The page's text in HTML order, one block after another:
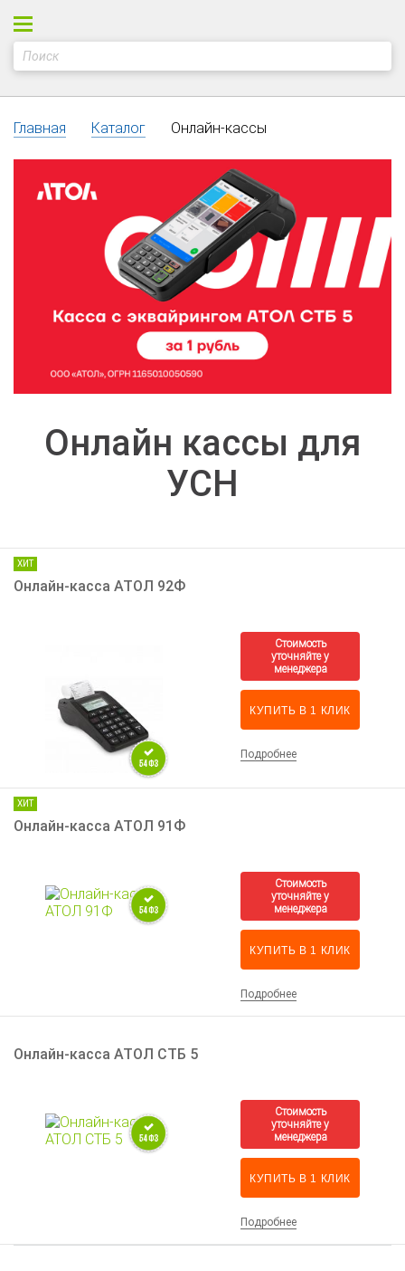
Главная Каталог Онлайн-кассы
Онлайн кассы для
УСН
ХИТ
Онлайн-касса АТОЛ 92Ф
КУПИТЬ В 1 КЛИК
Подробнее
ХИТ
Онлайн-касса АТОЛ 91Ф
КУПИТЬ В 1 КЛИК
Подробнее
Онлайн-касса АТОЛ СТБ 5
КУПИТЬ В 1 КЛИК
Подробнее